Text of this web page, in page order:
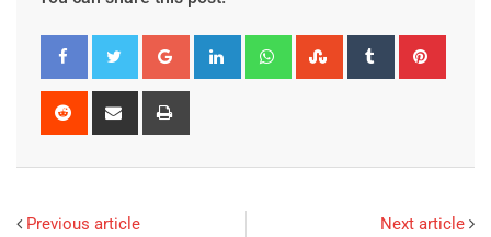
Google+ LinkedIn WhatsappStumbleUpon
Tumblr
Reddit
Share
Previous article Next article